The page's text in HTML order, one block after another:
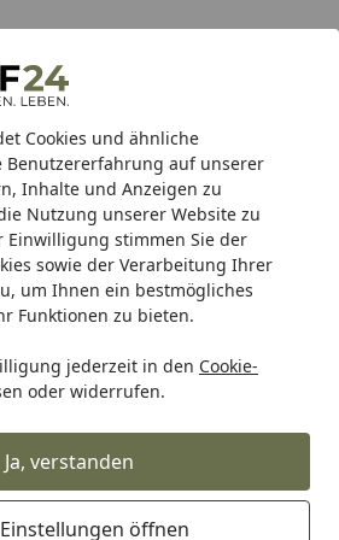
Cookies und ähnliche
Benutzererfahrung auf unserer
Inhalte und Anzeigen zu
Nutzung unserer Website zu
stimmen Sie der
sowie der Verarbeitung Ihrer
um Ihnen ein bestmögliches
Funktionen zu bieten.
jederzeit in den Cookie-
oder widerrufen.
Ja, verstanden
öffnen
Store
Hotline
Sandfilteranlage & Pool-
bis 468,99€)
HRM 4000 live
Miimo HRM